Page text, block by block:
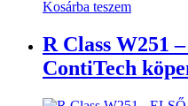
Kosárba teszem
R Class W251
ContiTech